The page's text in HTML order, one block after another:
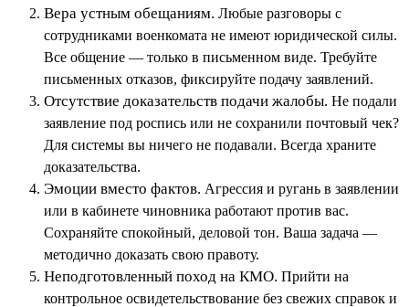
Вера устным обещаниям. Любые разговоры с
сотрудниками военкомата не имеют юридической силы.
Все общение — только в письменном виде. Требуйте
письменных отказов, фиксируйте подачу заявлений.
Отсутствие доказательств подачи жалобы. Не подали
заявление под роспись или не сохранили почтовый чек?
Для системы вы ничего не подавали. Всегда храните
доказательства.
Эмоции вместо фактов. Агрессия и ругань в заявлении
или в кабинете чиновника работают против вас.
Сохраняйте спокойный, деловой тон. Ваша задача —
методично доказать свою правоту.
Неподготовленный поход на КМО. Прийти на
контрольное освидетельствование без свежих справок и